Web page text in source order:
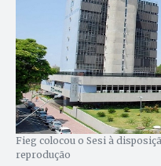
Fieg colocou o Sesi à
reprodução